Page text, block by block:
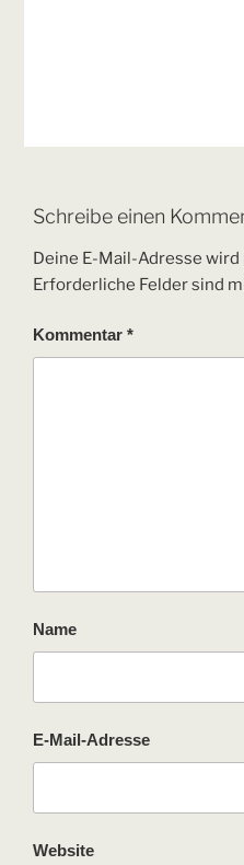
Schreibe einen
Deine E-Mail-Adresse
Erforderliche Felder sind
Kommentar *
Name
E-Mail-Adresse
Website